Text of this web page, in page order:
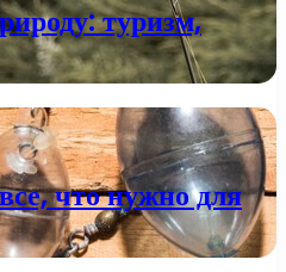
туризм,
что нужно для